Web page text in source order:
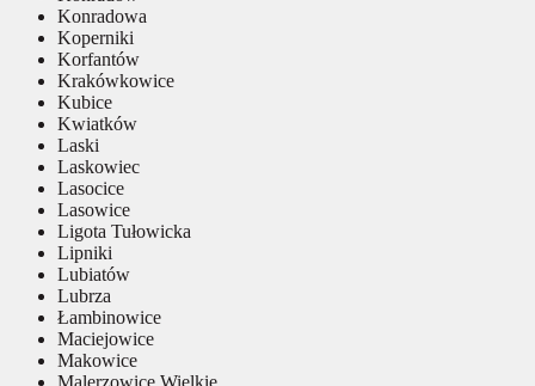
Konradowa
Koperniki
Korfantów
Krakówkowice
Kubice
Kwiatków
Laski
Laskowiec
Lasocice
Lasowice
Ligota Tułowicka
Lipniki
Lubiatów
Lubrza
Łambinowice
Maciejowice
Makowice
Malerzowice Wielkie